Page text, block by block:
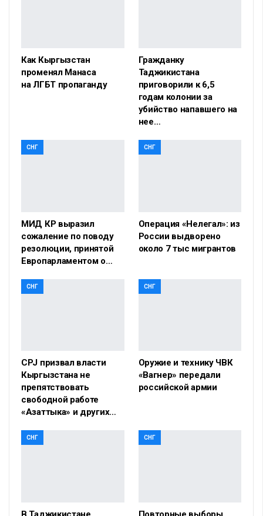
Как Кыргызстан
променял Манаса
на ЛГБТ пропаганду
Гражданку
Таджикистана
приговорили к 6,5
годам колонии за
убийство напавшего на
нее…
СНГ
МИД КР выразил
сожаление по поводу
резолюции, принятой
Европарламентом о…
СНГ
Операция «Нелегал»: из
России выдворено
около 7 тыс мигрантов
СНГ
CPJ призвал власти
Кыргызстана не
препятствовать
свободной работе
«Азаттыка» и других…
СНГ
Оружие и технику ЧВК
«Вагнер» передали
российской армии
СНГ СНГ